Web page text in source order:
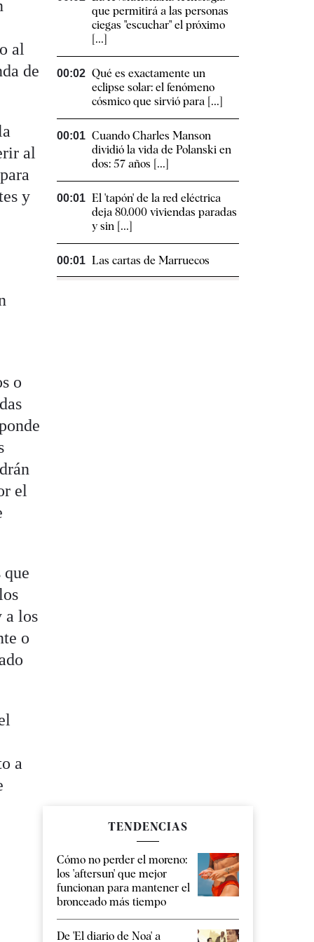
al
de
al
y
o
el
a los
o
a
que permitirá a las personas
ciegas "escuchar" el próximo
[...]
00:02 Qué es exactamente un
eclipse solar: el fenómeno
cósmico que sirvió para [...]
00:01 Cuando Charles Manson
dividió la vida de Polanski en
dos: 57 años [...]
00:01 El 'tapón' de la red eléctrica
deja 80.000 viviendas paradas
y sin [...]
00:01 Las cartas de Marruecos
TENDENCIAS
Cómo no perder el moreno:
los 'aftersun' que mejor
funcionan para mantener el
bronceado más tiempo
De 'El diario de Noa' a